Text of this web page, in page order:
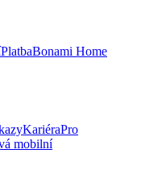
PlatbaBonami Home
KariéraPro
mobilní